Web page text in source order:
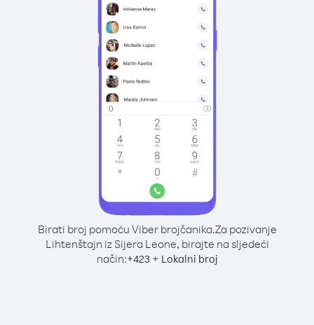
Birati broj pomoću Viber brojčanika.Za pozivanje
Lihtenštajn iz Sijera Leone, birajte na sljedeći
način:+423+ Lokalni broj